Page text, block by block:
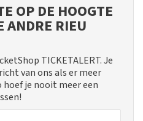
OP DE HOOGTE
ANDRE RIEU
TICKETALERT. Je
van ons als er meer
hoef je nooit meer een